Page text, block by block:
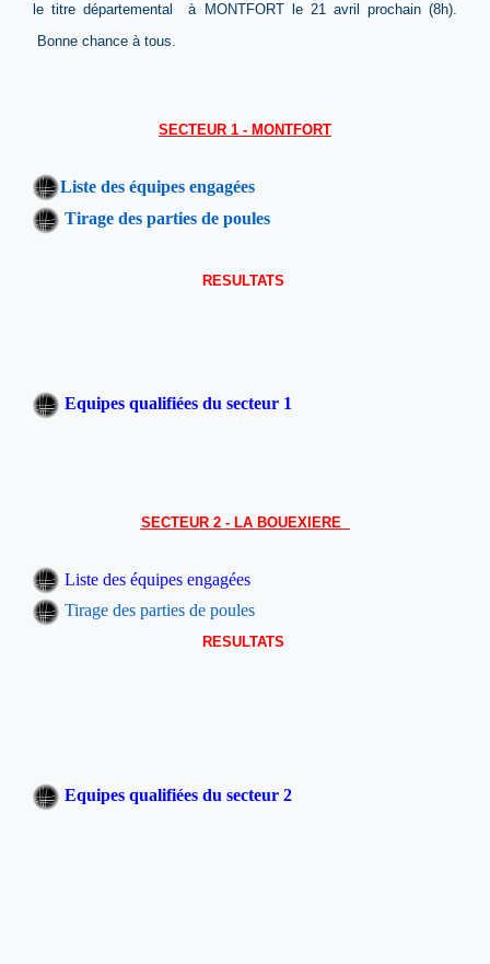
le titre départemental à MONTFORT le 21 avril prochain (8h).
Bonne chance à tous.
SECTEUR 1 - MONTFORT
Liste des équipes engagées
Tirage des parties de poules
RESULTATS
Equipes qualifiées du secteur 1
SECTEUR 2 - LA BOUEXIERE
Liste des équipes engagées
Tirage des parties de poules
RESULTATS
Equipes qualifiées du secteur 2